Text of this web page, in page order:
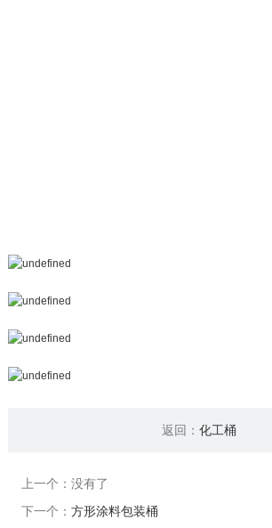
返回： 化工桶
上一个：没有了
下一个： 方形涂料包装桶